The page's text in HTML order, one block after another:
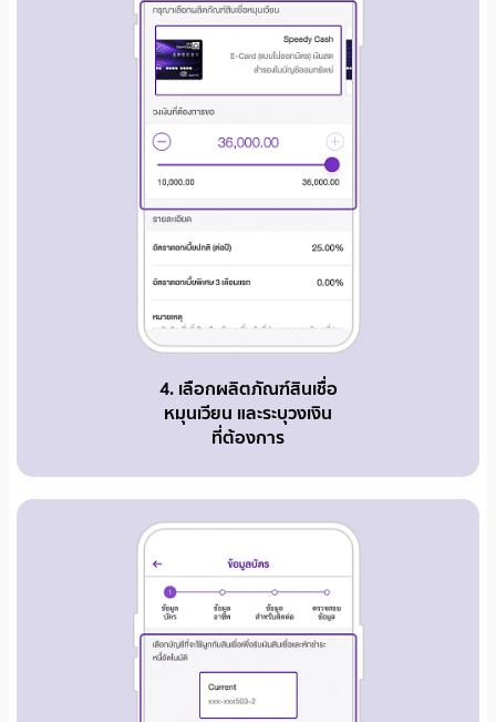
4. เลือกผลิตภัณฑ์สินเชื่อ
หมุนเวียน และระบุวงเงิน
ที่ต้องการ